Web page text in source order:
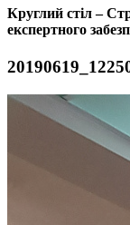
Круглий стіл –
експертного